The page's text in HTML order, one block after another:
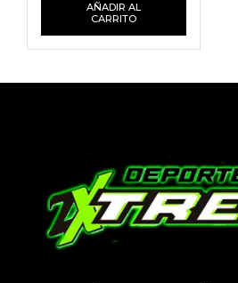
AÑADIR AL
CARRITO